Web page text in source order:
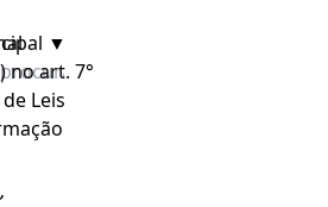
▼
no art. 7°
Leis